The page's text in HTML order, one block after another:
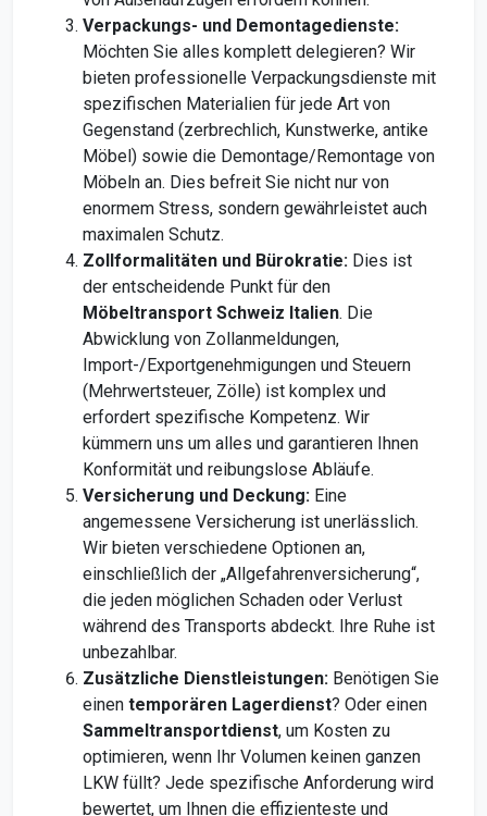
Verpackungs- und Demontagedienste:
Möchten Sie alles komplett delegieren? Wir
bieten professionelle Verpackungsdienste mit
spezifischen Materialien für jede Art von
Gegenstand (zerbrechlich, Kunstwerke, antike
Möbel) sowie die Demontage/Remontage von
Möbeln an. Dies befreit Sie nicht nur von
enormem Stress, sondern gewährleistet auch
maximalen Schutz.
Zollformalitäten und Bürokratie: Dies ist
der entscheidende Punkt für den
Möbeltransport Schweiz Italien. Die
Abwicklung von Zollanmeldungen,
Import-/Exportgenehmigungen und Steuern
(Mehrwertsteuer, Zölle) ist komplex und
erfordert spezifische Kompetenz. Wir
kümmern uns um alles und garantieren Ihnen
Konformität und reibungslose Abläufe.
Versicherung und Deckung: Eine
angemessene Versicherung ist unerlässlich.
Wir bieten verschiedene Optionen an,
einschließlich der „Allgefahrenversicherung“,
die jeden möglichen Schaden oder Verlust
während des Transports abdeckt. Ihre Ruhe ist
unbezahlbar.
Zusätzliche Dienstleistungen: Benötigen Sie
einen temporären Lagerdienst? Oder einen
Sammeltransportdienst, um Kosten zu
optimieren, wenn Ihr Volumen keinen ganzen
LKW füllt? Jede spezifische Anforderung wird
bewertet, um Ihnen die effizienteste und